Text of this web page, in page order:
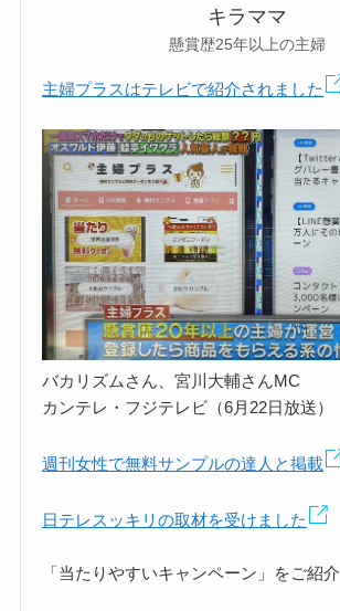
キラママ
懸賞歴25年以上の主婦
主婦プラスはテレビで紹介されました
バカリズムさん、宮川大輔さんMC
カンテレ・フジテレビ（6月22日放送）
週刊女性で無料サンプルの達人と掲載
日テレスッキリの取材を受けました
「当たりやすいキャンペーン」をご紹介